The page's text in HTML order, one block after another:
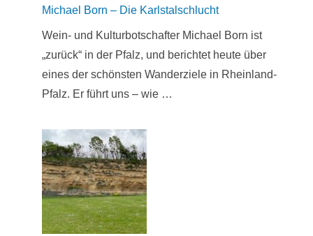
Michael Born – Die Karlstalschlucht
Wein- und Kulturbotschafter Michael Born ist
„zurück“ in der Pfalz, und berichtet heute über
eines der schönsten Wanderziele in Rheinland-
Pfalz. Er führt uns – wie …